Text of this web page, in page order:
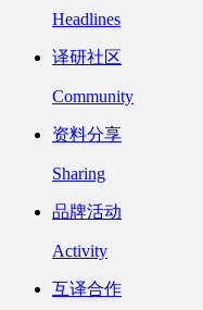
Headlines
译研社区
Community
资料分享
Sharing
品牌活动
Activity
互译合作